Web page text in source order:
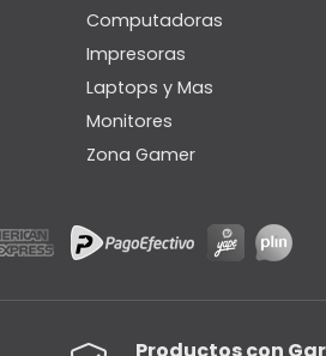
Computadoras
Impresoras
Laptops y Mas
Monitores
Zona Gamer
Productos con